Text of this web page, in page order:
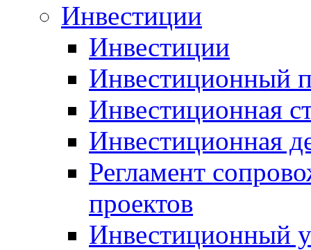
Инвестиции
Инвестиции
Инвестиционный
Инвестиционная
Инвестиционная
Регламент
проектов
Инвестиционный